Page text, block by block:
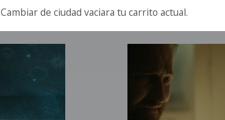
Cambiar de ciudad vaciara tu carrito actual.